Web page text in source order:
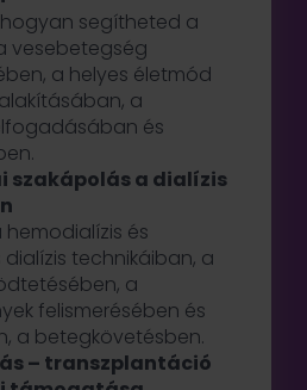
segítheted a
vesebetegség
a helyes életmód
a
és
szakápolás a dialízis
hemodialízis és
technikáiban, a
a
felismerésében és
a betegkövetésben.
– transzplantáció